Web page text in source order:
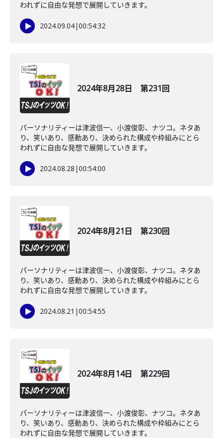
われずに自由な発想で展開していきます。
2024.09.04|00:54:32
2024年8月28日 第231回
パーソナリティーは津波信一、小渡俊彰、ナツコ。ネタあ
り、笑いあり、感動あり、決められた構成や枠組みにとら
われずに自由な発想で展開していきます。
2024.08.28 |00:54:00
2024年8月21日 第230回
パーソナリティーは津波信一、小渡俊彰、ナツコ。ネタあ
り、笑いあり、感動あり、決められた構成や枠組みにとら
われずに自由な発想で展開していきます。
2024.08.21 |00:54:55
2024年8月14日 第229回
パーソナリティーは津波信一、小渡俊彰、ナツコ。ネタあ
り、笑いあり、感動あり、決められた構成や枠組みにとら
われずに自由な発想で展開していきます。